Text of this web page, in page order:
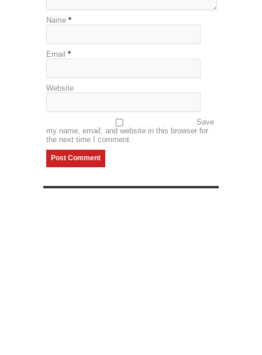
Name *
Email *
Website
Save
my name, email, and website in this browser for
the next time I comment.